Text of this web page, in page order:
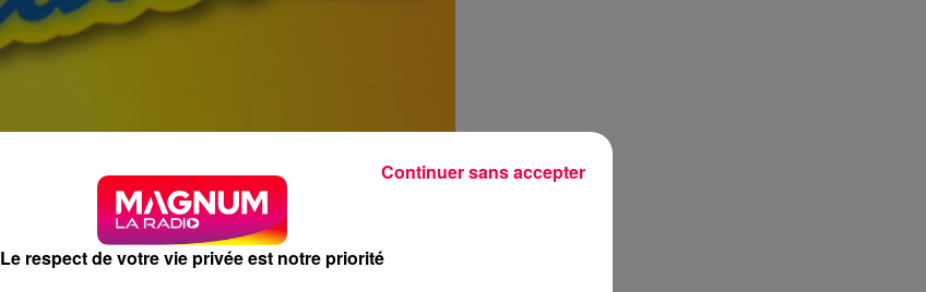
Le respect de votre vie privée est notre priorité
Continuer sans accepter